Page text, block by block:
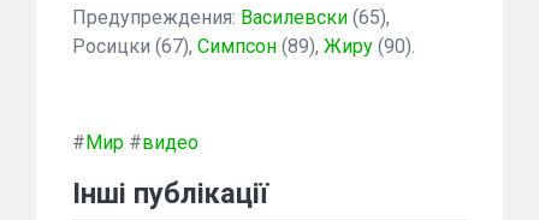
Предупреждения: Василевски (65),
Росицки (67), Симпсон (89), Жиру (90).
#Мир #видео
Інші публікації